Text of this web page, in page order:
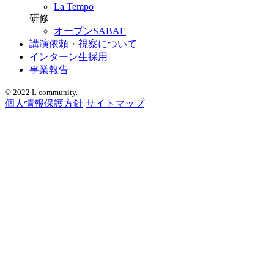
La Tempo
研修
オープンSABAE
講演依頼・視察について
インターン生採用
事業報告
© 2022 L community.
個人情報保護方針 サイトマップ